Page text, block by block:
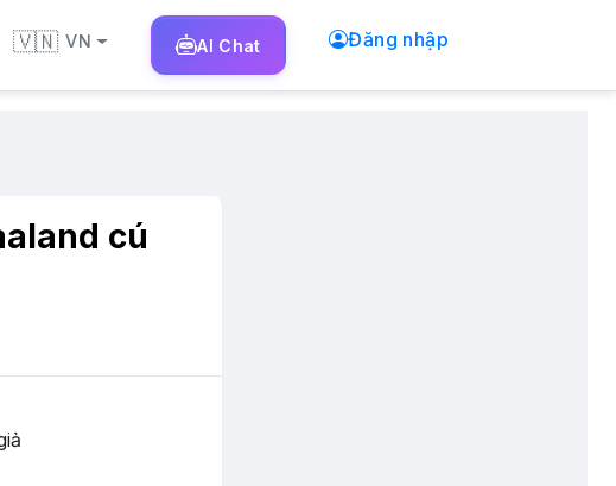
🇻🇳 VN AI Chat Đăng nhập
cú